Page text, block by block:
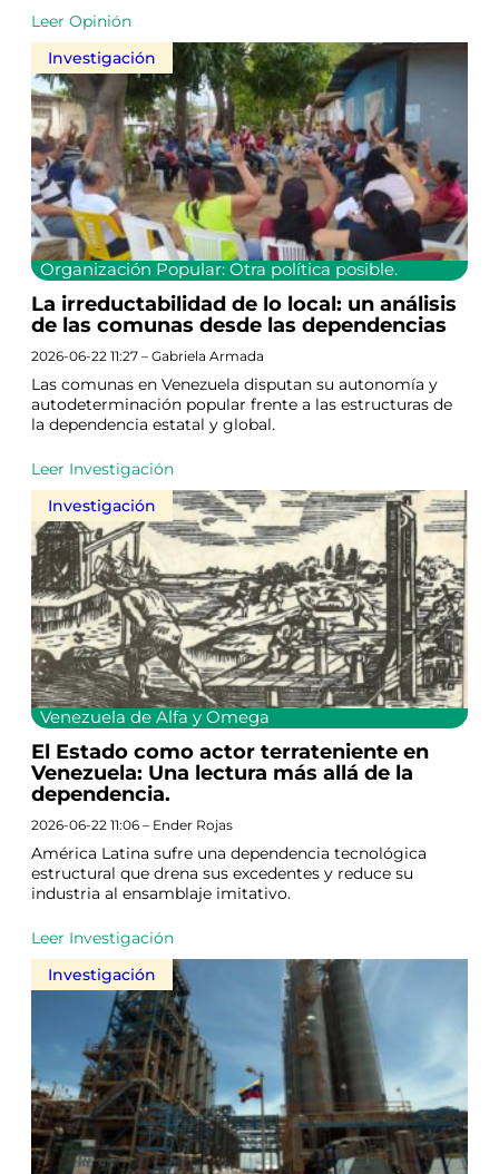
Leer Opinión
Investigación
Organización Popular: Otra política posible.
La irreductabilidad de lo local: un análisis
de las comunas desde las dependencias
2026-06-22 11:27 – Gabriela Armada
Las comunas en Venezuela disputan su autonomía y
autodeterminación popular frente a las estructuras de
la dependencia estatal y global.
Leer Investigación
Investigación
Venezuela de Alfa y Omega
El Estado como actor terrateniente en
Venezuela: Una lectura más allá de la
dependencia.
2026-06-22 11:06 – Ender Rojas
América Latina sufre una dependencia tecnológica
estructural que drena sus excedentes y reduce su
industria al ensamblaje imitativo.
Leer Investigación
Investigación